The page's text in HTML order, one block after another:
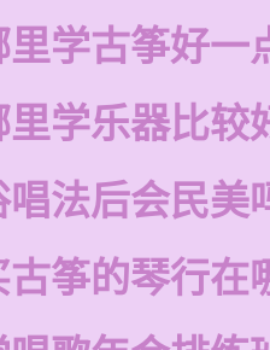
里学古筝好一
里学乐器比较
唱法后会民美
古筝的琴行在